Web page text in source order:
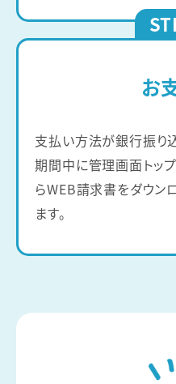
お
支払い方法が銀行振り
期間中に管理画面トッ
らWEB請求書をダウン
ます。